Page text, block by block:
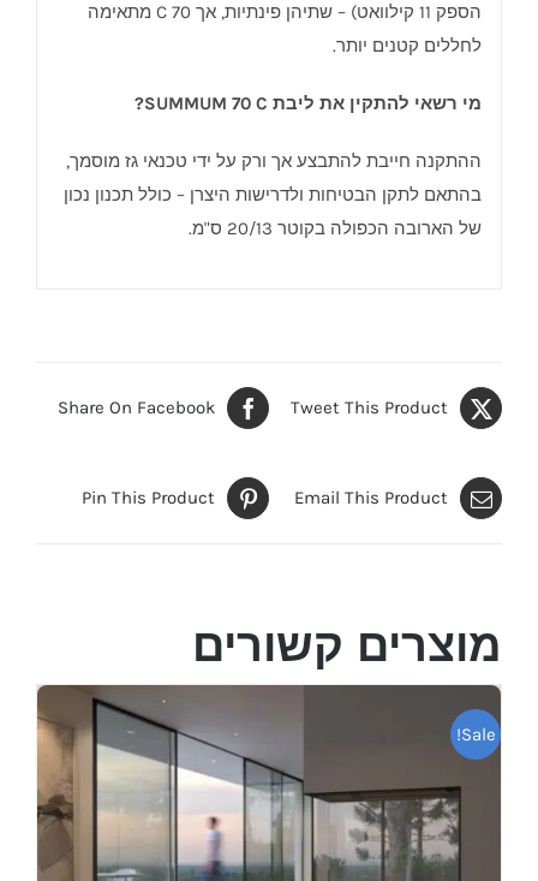
הספק 11 קילוואט) – שתיהן פינתיות, אך 70 C מתאימה
לחללים קטנים יותר.
מי רשאי להתקין את ליבת SUMMUM 70 C?
ההתקנה חייבת להתבצע אך ורק על ידי טכנאי גז מוסמך,
בהתאם לתקן הבטיחות ולדרישות היצרן – כולל תכנון נכון
של הארובה הכפולה בקוטר 20/13 ס"מ.
Share On Facebook Tweet This Product
Pin This Product Email This Product
מוצרים קשורים
Sale!